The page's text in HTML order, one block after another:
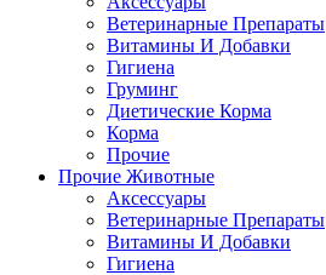
Ветеринарные Препараты
Витамины И Добавки
Гигиена
Груминг
Диетические Корма
Корма
Прочие
Прочие Животные
Аксессуары
Ветеринарные Препараты
Витамины И Добавки
Гигиена